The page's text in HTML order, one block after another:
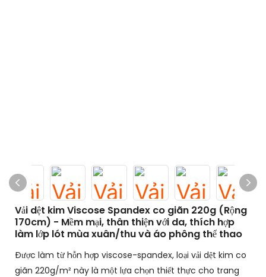
Vải dệt kim Viscose Spandex co giãn 220g (Rộng
170cm) - Mềm mại, thân thiện với da, thích hợp
làm lớp lót mùa xuân/thu và áo phông thể thao
Được làm từ hỗn hợp viscose-spandex, loại vải dệt kim co
giãn 220g/m² này là một lựa chọn thiết thực cho trang